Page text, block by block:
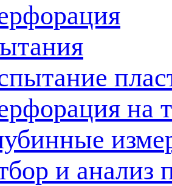
на
и анализ